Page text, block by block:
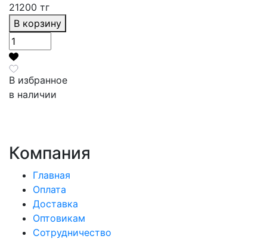
21200 тг
В корзину
В избранное
в наличии
Компания
Главная
Оплата
Доставка
Оптовикам
Сотрудничество